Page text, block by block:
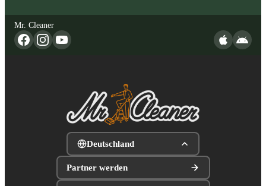
Mr. Cleaner
Deutschland
Partner werden